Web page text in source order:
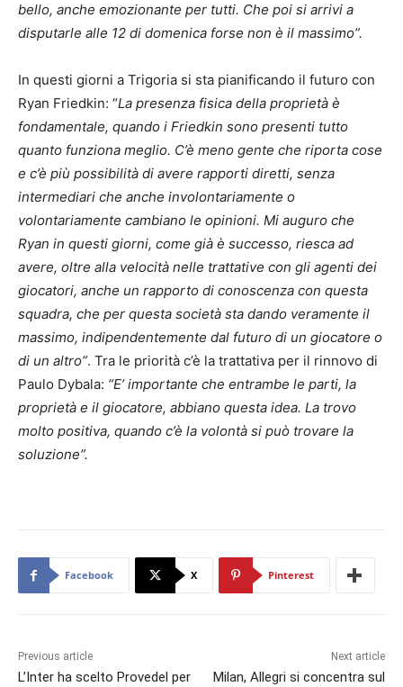
bello, anche emozionante per tutti. Che poi si arrivi a
disputarle alle 12 di domenica forse non è il massimo”.
In questi giorni a Trigoria si sta pianificando il futuro con
Ryan Friedkin: “La presenza fisica della proprietà è
fondamentale, quando i Friedkin sono presenti tutto
quanto funziona meglio. C’è meno gente che riporta cose
e c’è più possibilità di avere rapporti diretti, senza
intermediari che anche involontariamente o
volontariamente cambiano le opinioni. Mi auguro che
Ryan in questi giorni, come già è successo, riesca ad
avere, oltre alla velocità nelle trattative con gli agenti dei
giocatori, anche un rapporto di conoscenza con questa
squadra, che per questa società sta dando veramente il
massimo, indipendentemente dal futuro di un giocatore o
di un altro”. Tra le priorità c’è la trattativa per il rinnovo di
Paulo Dybala: “E’ importante che entrambe le parti, la
proprietà e il giocatore, abbiano questa idea. La trovo
molto positiva, quando c’è la volontà si può trovare la
soluzione”.
Facebook X Pinterest
Previous article
L’Inter ha scelto Provedel per
Next article
Milan, Allegri si concentra sul